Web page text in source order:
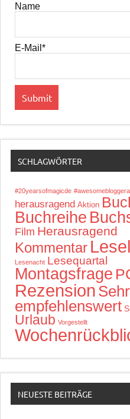
Name
E-Mail*
SCHLAGWÖRTER
#20yearsofmagicde
herausragend Aktion
Buchreihe
Film Herausragend
Kommentar
Lesenacht Lesequartal
Montagsfrage
Rezension Sehr
empfehlenswert
Urlaub Vorgestellt
NEUESTE BEITRÄGE